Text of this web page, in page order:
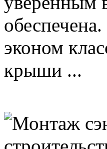
эконом
крыши ...